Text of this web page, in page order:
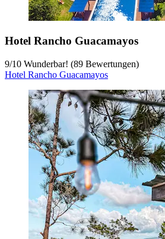
Hotel Rancho Guacamayos
9/10 Wunderbar! (89 Bewertungen)
Hotel Rancho Guacamayos